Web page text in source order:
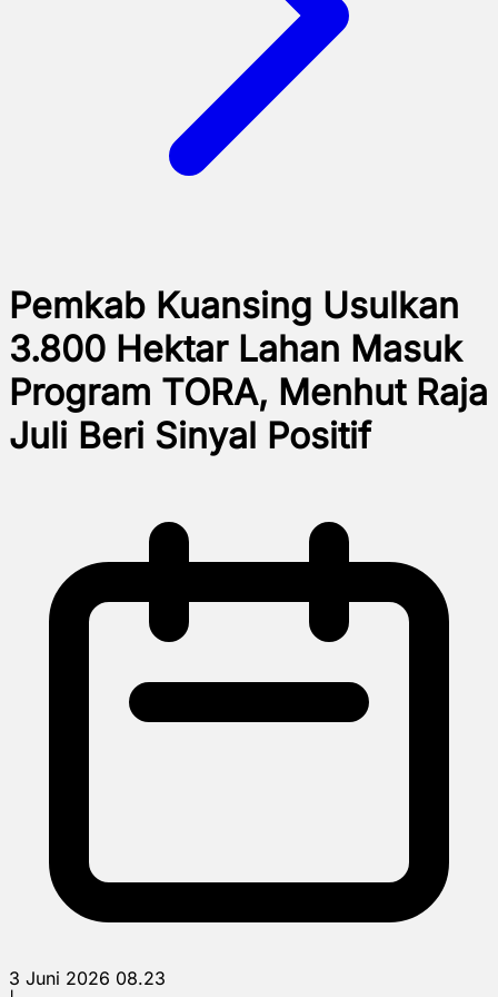
Pemkab Kuansing Usulkan
3.800 Hektar Lahan Masuk
Program TORA, Menhut Raja
Juli Beri Sinyal Positif
3 Juni 2026 08.23